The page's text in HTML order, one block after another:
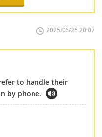
2025/05/26 20:07
to handle their
by phone.